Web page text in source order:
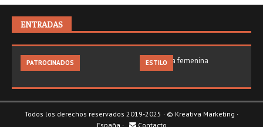
ENTRADAS
PATROCINADOS ESTILO
Todos los derechos reservados 2019-2025 · © Kreativa Marketing ·
España ·
Contacto